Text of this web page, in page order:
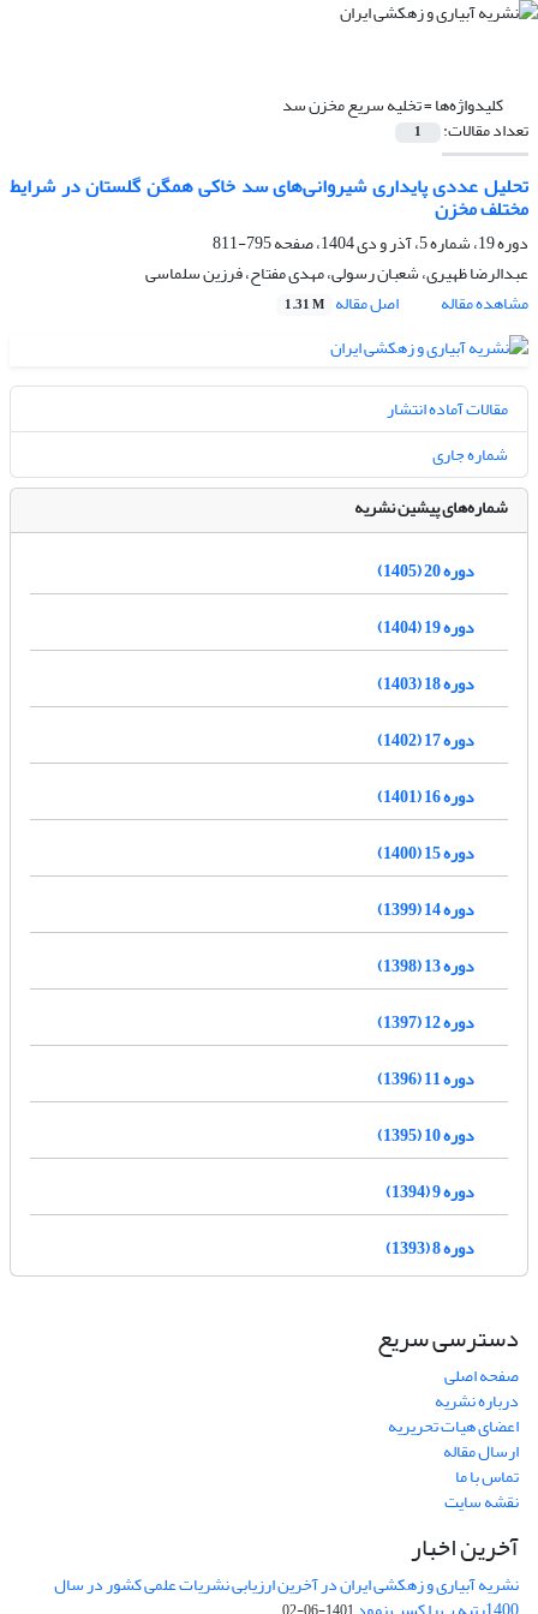
کلیدواژه‌ها =تخلیه سریع مخزن سد
تعداد مقالات: 1
تحلیل عددی پایداری شیروانی‌های سد خاکی همگن گلستان در شرایط
مختلف مخزن
دوره 19، شماره 5، آذر و دی 1404، صفحه
795-811
عبدالرضا ظهیری، شعبان رسولی، مهدی مفتاح، فرزین سلماسی
مشاهده مقاله
اصل مقاله 1.31 M
مقالات آماده انتشار
شماره جاری
شماره‌های پیشین نشریه
دوره 20 (1405)
دوره 19 (1404)
دوره 18 (1403)
دوره 17 (1402)
دوره 16 (1401)
دوره 15 (1400)
دوره 14 (1399)
دوره 13 (1398)
دوره 12 (1397)
دوره 11 (1396)
دوره 10 (1395)
دوره 9 (1394)
دوره 8 (1393)
دسترسی سریع
صفحه اصلی
درباره نشریه
اعضای هیات تحریریه
ارسال مقاله
تماس با ما
نقشه سایت
آخرین اخبار
نشریه آبیاری و زهکشی ایران در آخرین ارزیابی نشریات علمی کشور در سال